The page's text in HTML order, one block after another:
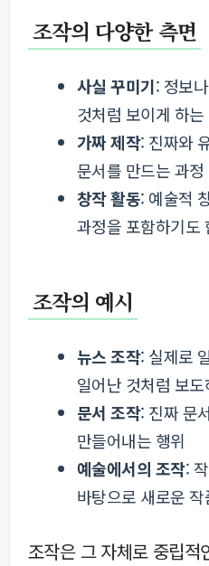
조작의 다양한 측면
사실 꾸미기: 정보
것처럼 보이게 하는
가짜 제작: 진짜와
문서를 만드는 과정
창작 활동: 예술적
과정을 포함하기도
조작의 예시
뉴스 조작: 실제로
일어난 것처럼 보
문서 조작: 진짜 문
만들어내는 행위
예술에서의 조작:
바탕으로 새로운
조작은 그 자체로 중립적